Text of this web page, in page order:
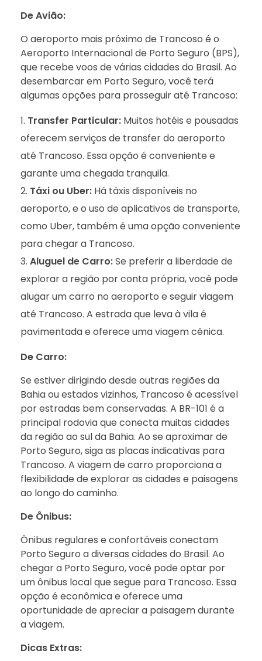
De Avião:
O aeroporto mais próximo de Trancoso é o
Aeroporto Internacional de Porto Seguro (BPS),
que recebe voos de várias cidades do Brasil. Ao
desembarcar em Porto Seguro, você terá
algumas opções para prosseguir até Trancoso:
Transfer Particular: Muitos hotéis e pousadas
oferecem serviços de transfer do aeroporto
até Trancoso. Essa opção é conveniente e
garante uma chegada tranquila.
Táxi ou Uber: Há táxis disponíveis no
aeroporto, e o uso de aplicativos de transporte,
como Uber, também é uma opção conveniente
para chegar a Trancoso.
Aluguel de Carro:Se preferir a liberdade de
explorar a região por conta própria, você pode
alugar um carro no aeroporto e seguir viagem
até Trancoso. A estrada que leva à vila é
pavimentada e oferece uma viagem cênica.
De Carro:
Se estiver dirigindo desde outras regiões da
Bahia ou estados vizinhos, Trancoso é acessível
por estradas bem conservadas. A BR-101 é a
principal rodovia que conecta muitas cidades
da região ao sul da Bahia. Ao se aproximar de
Porto Seguro, siga as placas indicativas para
Trancoso. A viagem de carro proporciona a
flexibilidade de explorar as cidades e paisagens
ao longo do caminho.
De Ônibus:
Ônibus regulares e confortáveis conectam
Porto Seguro a diversas cidades do Brasil. Ao
chegar a Porto Seguro, você pode optar por
um ônibus local que segue para Trancoso. Essa
opção é econômica e oferece uma
oportunidade de apreciar a paisagem durante
a viagem.
Dicas Extras: